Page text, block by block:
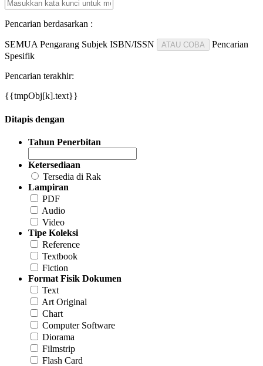
Pencarian berdasarkan :
SEMUA Pengarang Subjek ISBN/ISSN ATAU COBA
Pencarian
Spesifik
Pencarian terakhir:
{{tmpObj[k].text}}
Ditapis dengan
Tahun Penerbitan
Ketersediaan
Tersedia di Rak
Lampiran
PDF
Audio
Video
Tipe Koleksi
Reference
Textbook
Fiction
Format Fisik Dokumen
Text
Art Original
Chart
Computer Software
Diorama
Filmstrip
Flash Card